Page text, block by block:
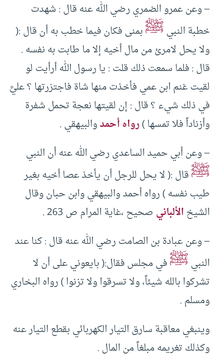
– وعن عمرو الضمري رضي الله عنه قال : شهدت
خطبة النبيﷺبمنى فكان فيما خطب به أن قال :(
ولا يحل لامرئ من مال أخيه إلا ما طابت به نفسه .
قال : فلما سمعت ذلك قلت : يا رسول الله أرأيت لو
لقيت غنم ابن عمي فأخذت منها شاة فاجتزرتها ؟ عليَّ
في ذلك شيء ؟ قال : إن لقيتها نعجة تحمل شفرة
وأزناداً فلا تمسها )رواه أحمدوالبيهقي .
– وعن أبي حميد الساعدي رضي الله عنه أن النبي
ﷺقال :( لا يحل للرجل أن يأخذ عصا أخيه بغير
طيب نفسه ) رواه أحمد والبيهقي وابن حبان وقال
الشيخالألباني صحيح ،غاية المرام ص 263 .
– وعن عبادة بن الصامت رضي الله عنه قال : كنا عند
النبيﷺفي مجلس فقال:( بايعوني على أن لا
تشركوا بالله شيئاً، ولا تسرقوا ولا تزنوا ) رواه البخاري
ومسلم .
وينبغي معاقبة سارق التيار الكهربائي بقطع التيار عنه
وكذلك تغريمه مبلغاً من المال .